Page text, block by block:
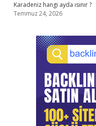
Karadeniz hangi ayda ısınır ?
Temmuz 24, 2026